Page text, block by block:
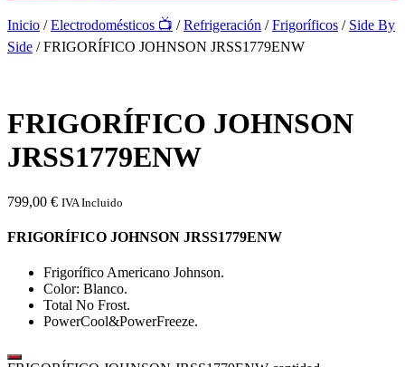
Inicio /Electrodomésticos 📺 /Refrigeración /Frigoríficos / Side By
Side / FRIGORÍFICO JOHNSON JRSS1779ENW
FRIGORÍFICO JOHNSON
JRSS1779ENW
799,00 € IVA Incluido
FRIGORÍFICO JOHNSON JRSS1779ENW
Frigorífico Americano Johnson.
Color: Blanco.
Total No Frost.
PowerCool&PowerFreeze.